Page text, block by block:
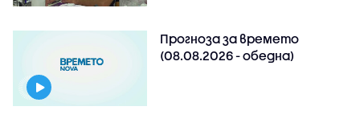
Прогноза за времето
(08.08.2026 - обедна)